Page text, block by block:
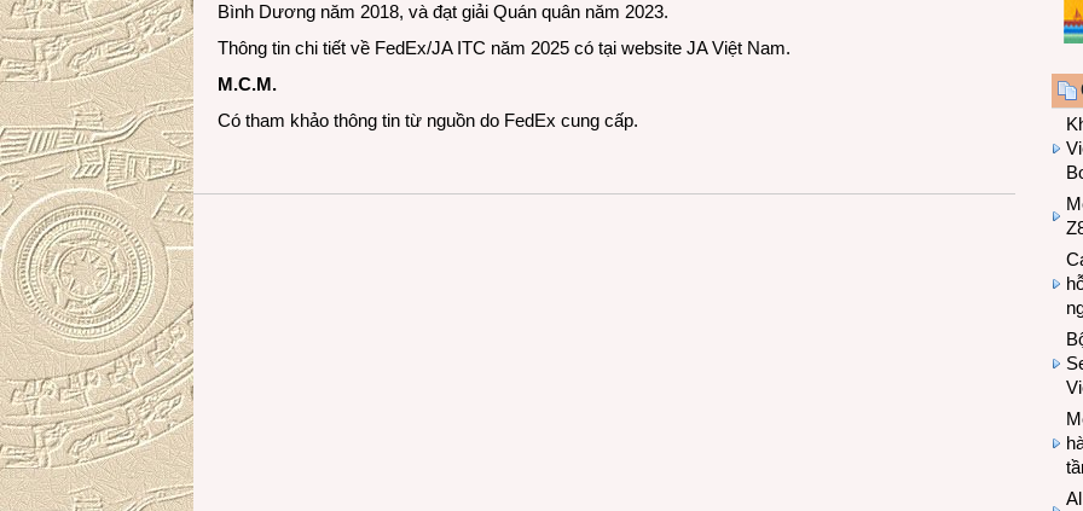
Bình Dương năm 2018, và đạt giải Quán quân năm 2023.
Thông tin chi tiết về FedEx/JA ITC năm 2025 có tại website JA Việt Nam.
M.C.M.
Có tham khảo thông tin từ nguồn do FedEx cung cấp.